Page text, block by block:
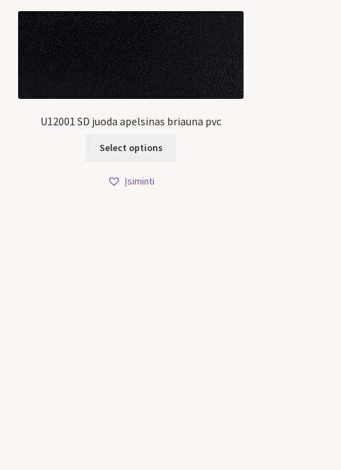
U12001 SD juoda apelsinas briauna pvc
Select options
Įsiminti